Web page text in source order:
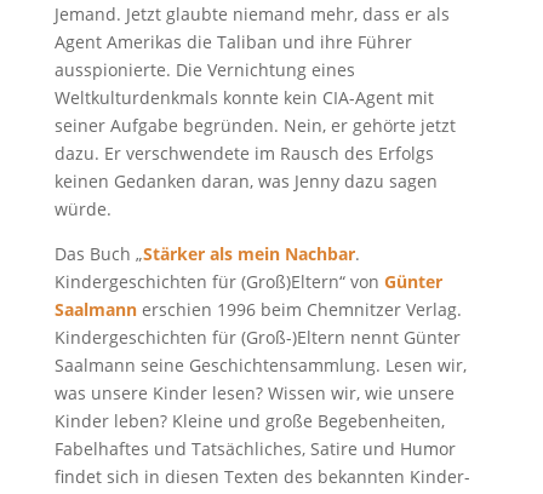
Jemand. Jetzt glaubte niemand mehr, dass er als
Agent Amerikas die Taliban und ihre Führer
ausspionierte. Die Vernichtung eines
Weltkulturdenkmals konnte kein CIA-Agent mit
seiner Aufgabe begründen. Nein, er gehörte jetzt
dazu. Er verschwendete im Rausch des Erfolgs
keinen Gedanken daran, was Jenny dazu sagen
würde.
Das Buch „Stärker als mein Nachbar.
Kindergeschichten für (Groß)Eltern“ von Günter
Saalmannerschien 1996 beim Chemnitzer Verlag.
Kindergeschichten für (Groß-)Eltern nennt Günter
Saalmann seine Geschichtensammlung. Lesen wir,
was unsere Kinder lesen? Wissen wir, wie unsere
Kinder leben? Kleine und große Begebenheiten,
Fabelhaftes und Tatsächliches, Satire und Humor
findet sich in diesen Texten des bekannten Kinder-